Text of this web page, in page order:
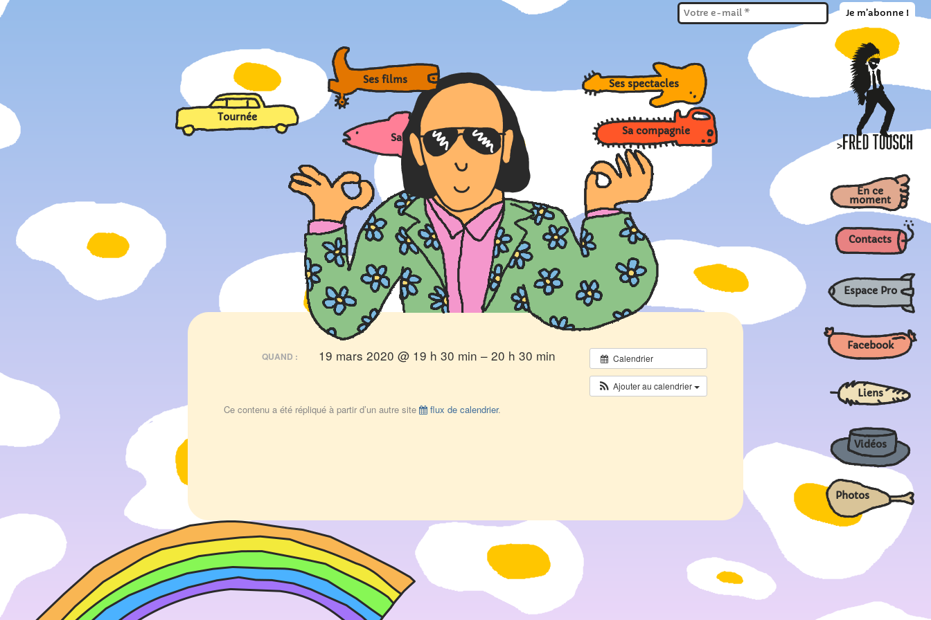
>
En ce
moment
Contacts
Espace Pro
Facebook
Liens
Vidéos
Photos
Sa vie Sa compagnie
Ses spectacles
Ses films
Tournée
Calendrier
Ajouter au calendrier
QUAND : 19 mars 2020 @ 19 h 30 min – 20 h 30 min
Ce contenu a été répliqué à partir d’un autre site flux de calendrier.